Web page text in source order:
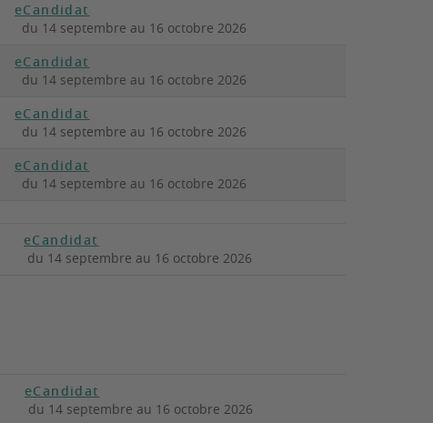
eCandidat
du 14 septembre au 16 octobre 2026
eCandidat
du 14 septembre au 16 octobre 2026
eCandidat
du 14 septembre au 16 octobre 2026
eCandidat
du 14 septembre au 16 octobre 2026
eCandidat
du 14 septembre au 16 octobre 2026
eCandidat
du 14 septembre au 16 octobre 2026